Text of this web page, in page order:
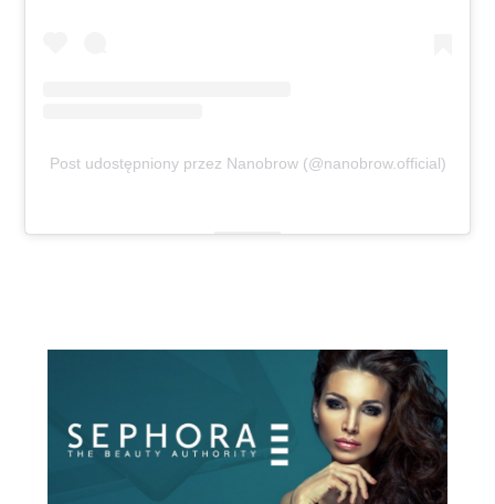
Post udostępniony przez Nanobrow (@nanobrow.official)